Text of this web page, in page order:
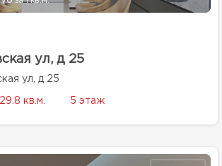
ул, д 25
ул, д 25
кв.м. 5 этаж